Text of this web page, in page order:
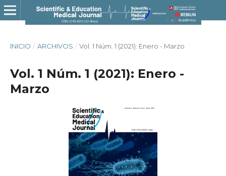
INICIO / ARCHIVOS / Vol. 1 Núm. 1 (2021): Enero - Marzo
Vol. 1 Núm. 1 (2021): Enero -
Marzo